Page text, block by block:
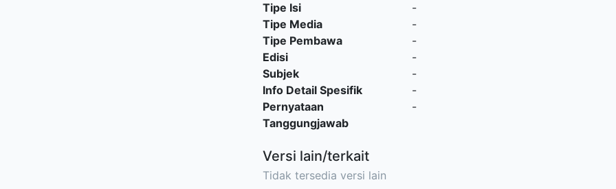
Tipe Isi
-
Tipe Media
-
Tipe Pembawa
-
Edisi
-
Subjek
-
Info Detail Spesifik
-
Pernyataan
Tanggungjawab
-
Versi lain/terkait
Tidak tersedia versi lain